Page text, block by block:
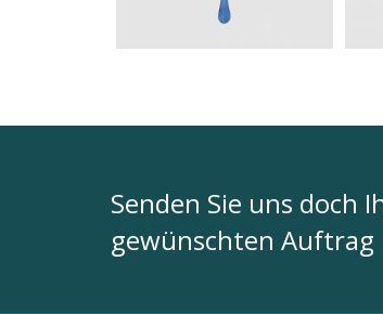
Senden Sie uns doch
gewünschten Auftrag